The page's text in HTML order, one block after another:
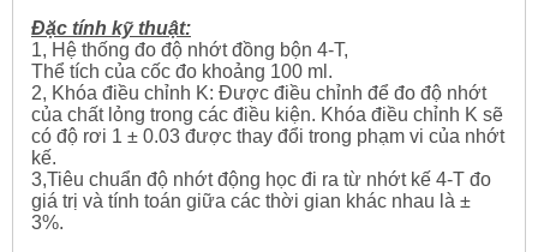
Đặc tính kỹ thuật:
1, Hệ thống đo độ nhớt đồng bộn 4-T,
Thể tích của cốc đo khoảng 100 ml.
2, Khóa điều chỉnh K: Được điều chỉnh để đo độ nhớt
của chất lỏng trong các điều kiện. Khóa điều chỉnh K sẽ
có độ rơi 1 ± 0.03 được thay đổi trong phạm vi của nhớt
kế.
3,Tiêu chuẩn độ nhớt động học đi ra từ nhớt kế 4-T đo
giá trị và tính toán giữa các thời gian khác nhau là ±
3%.